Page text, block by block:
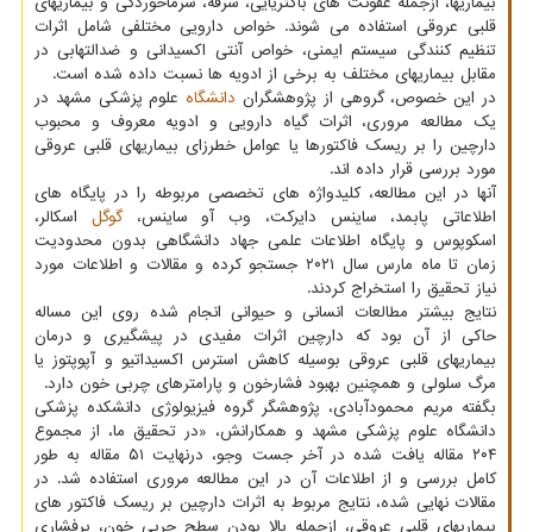
قلبی عروقی استفاده می شوند. خواص دارویی مختلفی شامل اثرات
تنظیم کنندگی سیستم ایمنی، خواص آنتی اکسیدانی و ضدالتهابی در
مقابل بیماریهای مختلف به برخی از ادویه ها نسبت داده شده است.
در این خصوص، گروهی از پژوهشگران دانشگاه علوم پزشکی مشهد در
یک مطالعه مروری، اثرات گیاه دارویی و ادویه معروف و محبوب
دارچین را بر ریسک فاکتورها یا عوامل خطرزای بیماریهای قلبی عروقی
مورد بررسی قرار داده اند.
آنها در این مطالعه، کلیدواژه های تخصصی مربوطه را در پایگاه های
اطلاعاتی پابمد، ساینس دایرکت، وب آو ساینس،گوگل اسکالر،
اسکوپوس و پایگاه اطلاعات علمی جهاد دانشگاهی بدون محدودیت
زمان تا ماه مارس سال ۲۰۲۱ جستجو کرده و مقالات و اطلاعات مورد
نیاز تحقیق را استخراج کردند.
نتایج بیشتر مطالعات انسانی و حیوانی انجام شده روی این مساله
حاکی از آن بود که دارچین اثرات مفیدی در پیشگیری و درمان
بیماریهای قلبی عروقی بوسیله کاهش استرس اکسیداتیو و آپوپتوز یا
مرگ سلولی و همچنین بهبود فشارخون و پارامترهای چربی خون دارد.
بگفته مریم محمودآبادی، پژوهشگر گروه فیزیولوژی دانشکده پزشکی
دانشگاه علوم پزشکی مشهد و همکارانش، «در تحقیق ما، از مجموع
۲۰۴ مقاله یافت شده در آخر جست وجو، درنهایت ۵۱ مقاله به طور
کامل بررسی و از اطلاعات آن در این مطالعه مروری استفاده شد. در
مقالات نهایی شده، نتایج مربوط به اثرات دارچین بر ریسک فاکتور های
بیماریهای قلبی عروقی، ازجمله بالا بودن سطح چربی خون، پرفشاری